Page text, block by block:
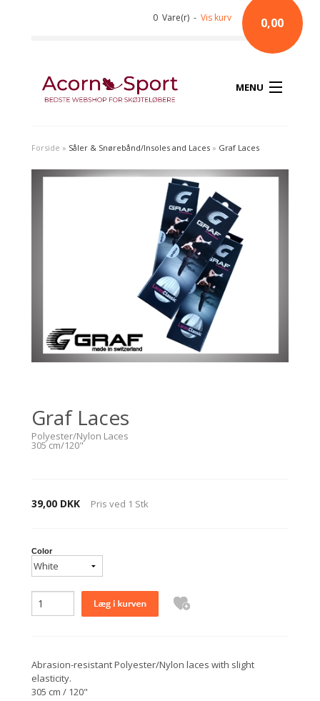
0 Vare(r) - Vis kurv 0,00
MENU
Forside » Såler & Snørebånd/Insoles and Laces » Graf Laces
Graf Laces
Polyester/Nylon Laces
305 cm/120"
39,00 DKK Pris ved 1 Stk
Color
Abrasion-resistant Polyester/Nylon laces with slight
elasticity.
305 cm / 120"